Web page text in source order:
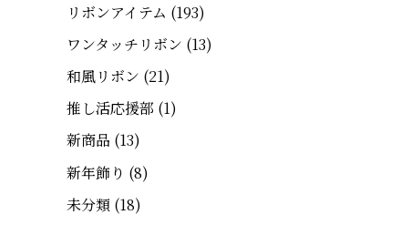
リボンアイテム (193)
ワンタッチリボン (13)
和風リボン (21)
推し活応援部 (1)
新商品 (13)
新年飾り (8)
未分類(18)